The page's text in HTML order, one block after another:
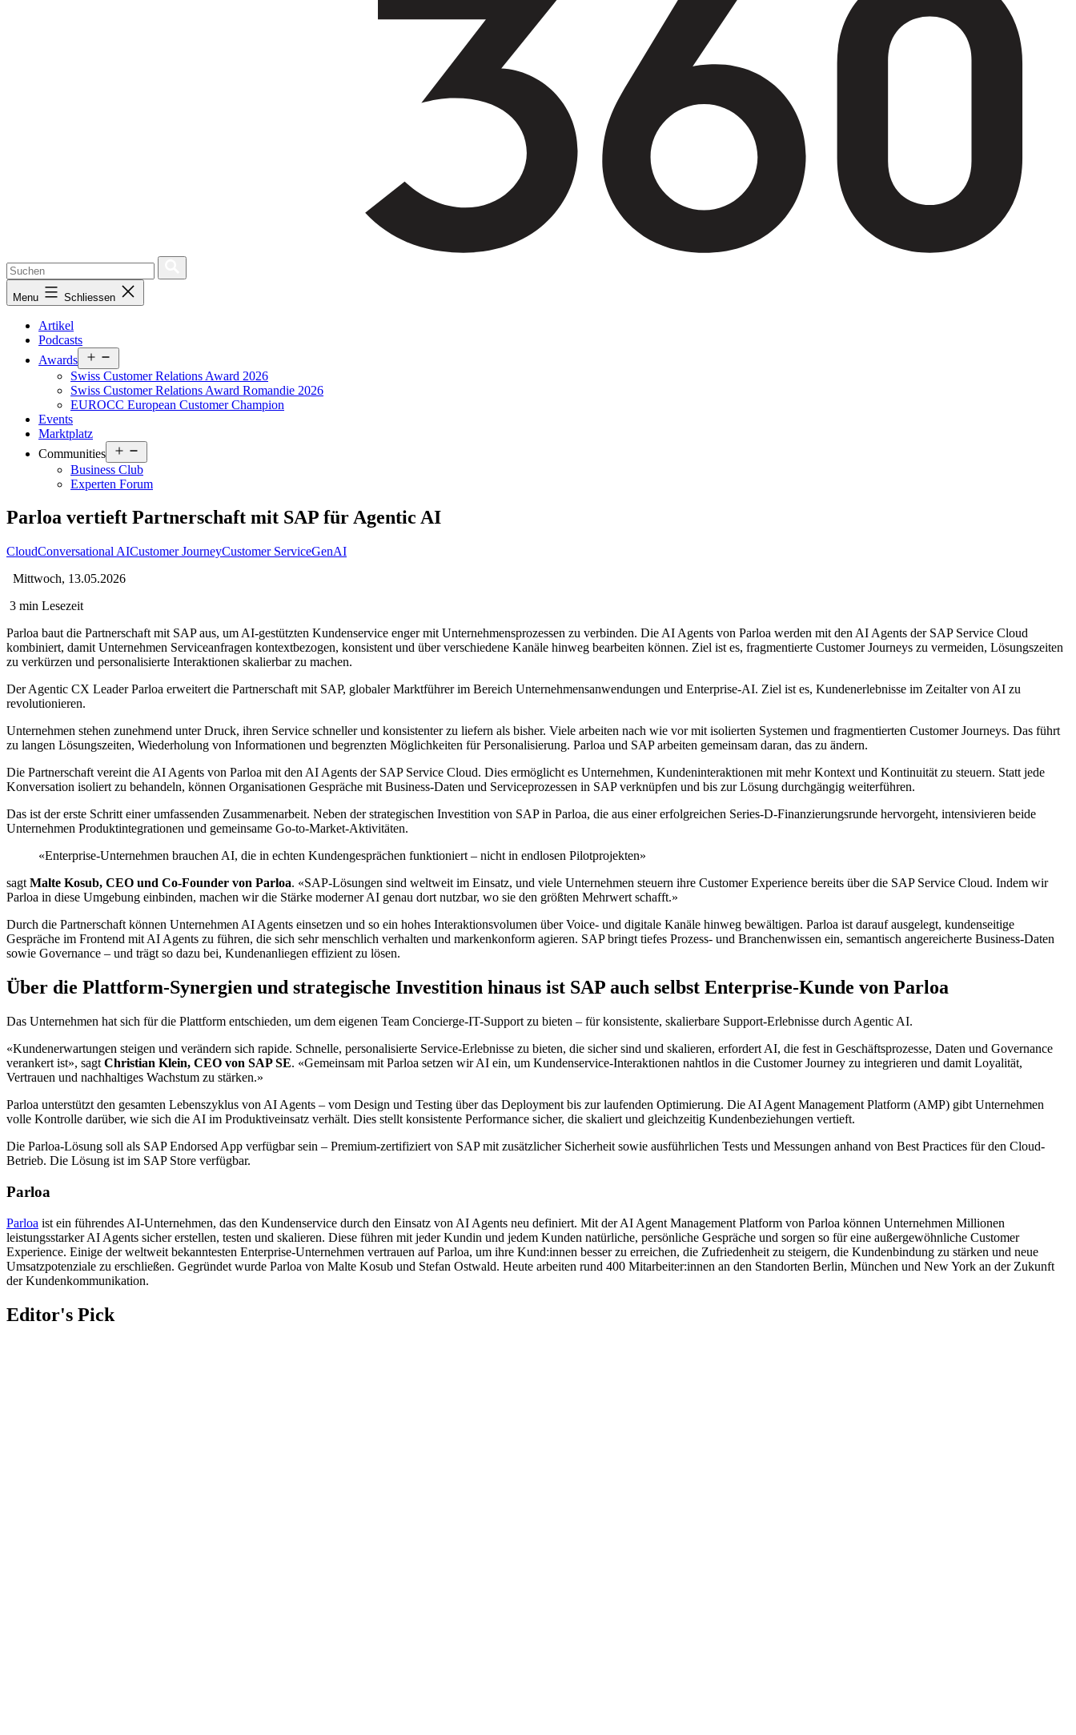
Menu Schliessen
Artikel
Podcasts
Awards
menu
Swiss Customer Relations Award 2026
Swiss Customer Relations Award Romandie 2026
EUROCC European Customer Champion
Events
Marktplatz
Communities
menu
Business Club
Experten Forum
Parloa vertieft Partnerschaft mit SAP für Agentic AI
CloudConversational AICustomer JourneyCustomer ServiceGenAI
Mittwoch, 13.05.2026
3 min Lesezeit
Parloa baut die Partnerschaft mit SAP aus, um AI-gestützten Kundenservice enger mit Unternehmensprozessen zu verbinden. Die AI Agents von Parloa werden mit den AI Agents der SAP Service Cloud
kombiniert, damit Unternehmen Serviceanfragen kontextbezogen, konsistent und über verschiedene Kanäle hinweg bearbeiten können. Ziel ist es, fragmentierte Customer Journeys zu vermeiden, Lösungszeiten
zu verkürzen und personalisierte Interaktionen skalierbar zu machen.
Der Agentic CX Leader Parloa erweitert die Partnerschaft mit SAP, globaler Marktführer im Bereich Unternehmensanwendungen und Enterprise-AI. Ziel ist es, Kundenerlebnisse im Zeitalter von AI zu
revolutionieren.
Unternehmen stehen zunehmend unter Druck, ihren Service schneller und konsistenter zu liefern als bisher. Viele arbeiten nach wie vor mit isolierten Systemen und fragmentierten Customer Journeys. Das führt
zu langen Lösungszeiten, Wiederholung von Informationen und begrenzten Möglichkeiten für Personalisierung. Parloa und SAP arbeiten gemeinsam daran, das zu ändern.
Die Partnerschaft vereint die AI Agents von Parloa mit den AI Agents der SAP Service Cloud. Dies ermöglicht es Unternehmen, Kundeninteraktionen mit mehr Kontext und Kontinuität zu steuern. Statt jede
Konversation isoliert zu behandeln, können Organisationen Gespräche mit Business-Daten und Serviceprozessen in SAP verknüpfen und bis zur Lösung durchgängig weiterführen.
Das ist der erste Schritt einer umfassenden Zusammenarbeit. Neben der strategischen Investition von SAP in Parloa, die aus einer erfolgreichen Series-D-Finanzierungsrunde hervorgeht, intensivieren beide
Unternehmen Produktintegrationen und gemeinsame Go-to-Market-Aktivitäten.
«Enterprise-Unternehmen brauchen AI, die in echten Kundengesprächen funktioniert – nicht in endlosen Pilotprojekten»
sagt Malte Kosub, CEO und Co-Founder von Parloa. «SAP-Lösungen sind weltweit im Einsatz, und viele Unternehmen steuern ihre Customer Experience bereits über die SAP Service Cloud. Indem wir
Parloa in diese Umgebung einbinden, machen wir die Stärke moderner AI genau dort nutzbar, wo sie den größten Mehrwert schafft.»
Durch die Partnerschaft können Unternehmen AI Agents einsetzen und so ein hohes Interaktionsvolumen über Voice- und digitale Kanäle hinweg bewältigen. Parloa ist darauf ausgelegt, kundenseitige
Gespräche im Frontend mit AI Agents zu führen, die sich sehr menschlich verhalten und markenkonform agieren. SAP bringt tiefes Prozess- und Branchenwissen ein, semantisch angereicherte Business-Daten
sowie Governance – und trägt so dazu bei, Kundenanliegen effizient zu lösen.
Über die Plattform-Synergien und strategische Investition hinaus ist SAP auch selbst Enterprise-Kunde von Parloa
Das Unternehmen hat sich für die Plattform entschieden, um dem eigenen Team Concierge-IT-Support zu bieten – für konsistente, skalierbare Support-Erlebnisse durch Agentic AI.
«Kundenerwartungen steigen und verändern sich rapide. Schnelle, personalisierte Service-Erlebnisse zu bieten, die sicher sind und skalieren, erfordert AI, die fest in Geschäftsprozesse, Daten und Governance
verankert ist», sagt Christian Klein, CEO von SAP SE. «Gemeinsam mit Parloa setzen wir AI ein, um Kundenservice-Interaktionen nahtlos in die Customer Journey zu integrieren und damit Loyalität,
Vertrauen und nachhaltiges Wachstum zu stärken.»
Parloa unterstützt den gesamten Lebenszyklus von AI Agents – vom Design und Testing über das Deployment bis zur laufenden Optimierung. Die AI Agent Management Platform (AMP) gibt Unternehmen
volle Kontrolle darüber, wie sich die AI im Produktiveinsatz verhält. Dies stellt konsistente Performance sicher, die skaliert und gleichzeitig Kundenbeziehungen vertieft.
Die Parloa-Lösung soll als SAP Endorsed App verfügbar sein – Premium-zertifiziert von SAP mit zusätzlicher Sicherheit sowie ausführlichen Tests und Messungen anhand von Best Practices für den Cloud-
Betrieb. Die Lösung ist im SAP Store verfügbar.
Parloa
Parloa ist ein führendes AI-Unternehmen, das den Kundenservice durch den Einsatz von AI Agents neu definiert. Mit der AI Agent Management Platform von Parloa können Unternehmen Millionen
leistungsstarker AI Agents sicher erstellen, testen und skalieren. Diese führen mit jeder Kundin und jedem Kunden natürliche, persönliche Gespräche und sorgen so für eine außergewöhnliche Customer
Experience. Einige der weltweit bekanntesten Enterprise-Unternehmen vertrauen auf Parloa, um ihre Kund:innen besser zu erreichen, die Zufriedenheit zu steigern, die Kundenbindung zu stärken und neue
Umsatzpotenziale zu erschließen. Gegründet wurde Parloa von Malte Kosub und Stefan Ostwald. Heute arbeiten rund 400 Mitarbeiter:innen an den Standorten Berlin, München und New York an der Zukunft
der Kundenkommunikation.
Editor's Pick